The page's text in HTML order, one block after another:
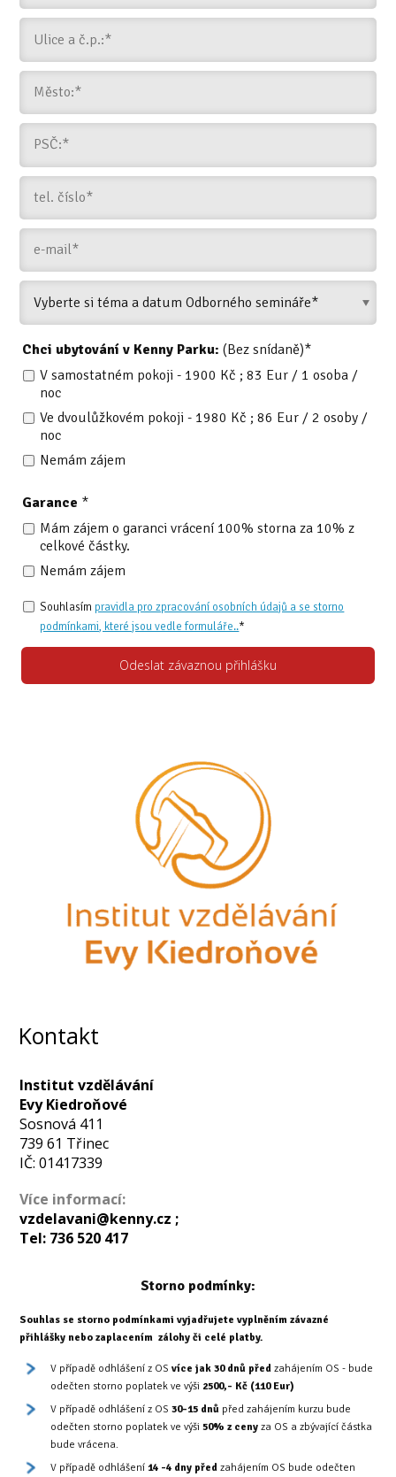
Chci ubytování v Kenny Parku: (Bez snídaně)*
V samostatném pokoji - 1900 Kč ; 83 Eur / 1 osoba /
noc
Ve dvoulůžkovém pokoji - 1980 Kč ; 86 Eur / 2 osoby /
noc
Nemám zájem
Garance *
Mám zájem o garanci vrácení 100% storna za 10% z
celkové částky.
Nemám zájem
Souhlasím pravidla pro zpracování osobních údajů a se storno
podmínkami, které jsou vedle formuláře..*
Odeslat závaznou přihlášku
Kontakt
Institut vzdělávání
Evy Kiedroňové
Sosnová 411
739 61 Třinec
IČ: 01417339
Více informací:
vzdelavani@kenny.cz ;
Tel: 736 520 417
Storno podmínky:
Souhlas se storno podmínkami vyjadřujete vyplněním závazné
přihlášky nebo zaplacením zálohy či celé platby.
V případě odhlášení z OSvíce jak 30 dnů před zahájením OS - bude
odečten storno poplatek ve výši 2500,- Kč (110 Eur)
V případě odhlášení z OS30-15 dnů před zahájením kurzu bude
odečten storno poplatek ve výši50% z ceny za OS a zbývající částka
bude vrácena.
V případě odhlášení14 -4 dny před zahájením OS bude odečten